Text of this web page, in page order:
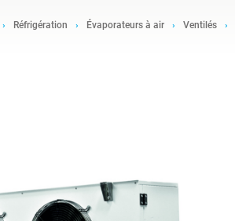
Réfrigération Évaporateurs à air Ventilés